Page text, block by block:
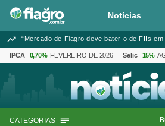
Notícias
“Mercado de Fiagro deve bater o de FIIs
IPCA 0,70% FEVEREIRO DE 2026 Selic 15%
CATEGORIAS